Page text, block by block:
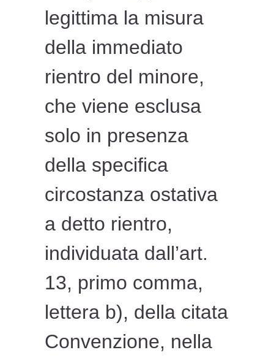
legittima la misura
della immediato
rientro del minore,
che viene esclusa
solo in presenza
della specifica
circostanza ostativa
a detto rientro,
individuata dall’art.
13, primo comma,
lettera b), della citata
Convenzione, nella